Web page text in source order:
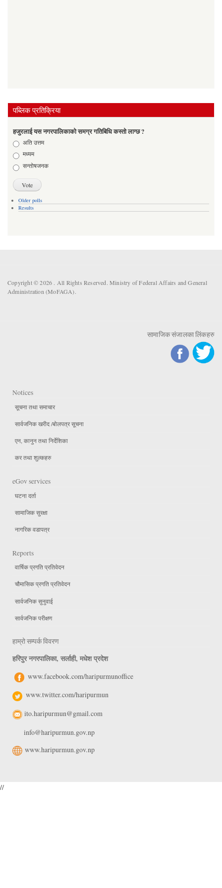
पब्लिक प्रतिक्रिया
हजुरलाई यस नगरपालिकाको समग्र गतिबिधि कस्तो लाग्छ ?
Choicesअति उत्तम
मध्यम
सन्तोषजनक
Older polls
Results
Copyright © 2026 . All Rights Reserved. Ministry of Federal Affairs and General
Administration (MoFAGA).
सामाजिक संजालका लिंकहरु
Notices
सूचना तथा समाचार
सार्वजनिक खरीद /बोलपत्र सूचना
एन, कानुन तथा निर्देशिका
कर तथा शुल्कहरु
eGov services
घटना दर्ता
सामाजिक सुरक्षा
नागरिक वडापत्र
Reports
वार्षिक प्रगति प्रतिवेदन
चौमासिक प्रगति प्रतिवेदन
सार्वजनिक सुनुवाई
सार्वजनिक परीक्षण
हाम्रो सम्पर्क विवरण
हरिपुर नगरपालिका, सर्लाही, मधेश प्रदेश
www.facebook.com/haripurmunoffice
www.twitter.com/haripurmun
ito.haripurmun@gmail.com
info@haripurmun.gov.np
www.haripurmun.gov.np
//